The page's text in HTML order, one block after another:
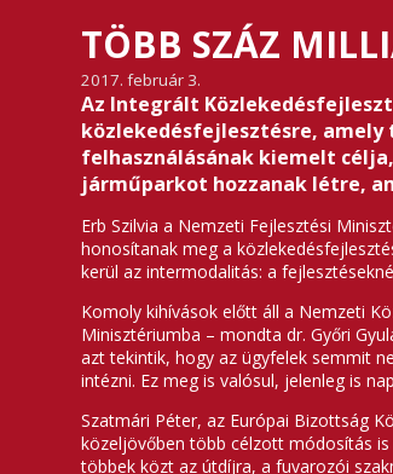
TÖBB SZÁZ
2017. február 3.
Az Integrált
közlekedésfejlesztésre, amely
felhasználásának kiemelt
járműparkot hozzanak létre,
Erb Szilvia a Nemzeti Fejlesztési
honosítanak meg a
kerül az intermodalitás: a
Komoly kihívások előtt áll a Nemzeti
Minisztériumba – mondta dr. Győri
azt tekintik, hogy az ügyfelek semmit
intézni. Ez meg is valósul, jelenleg is
Szatmári Péter, az Európai Bizottság
közeljövőben több célzott módosítás
többek közt az útdíjra, a fuvarozói